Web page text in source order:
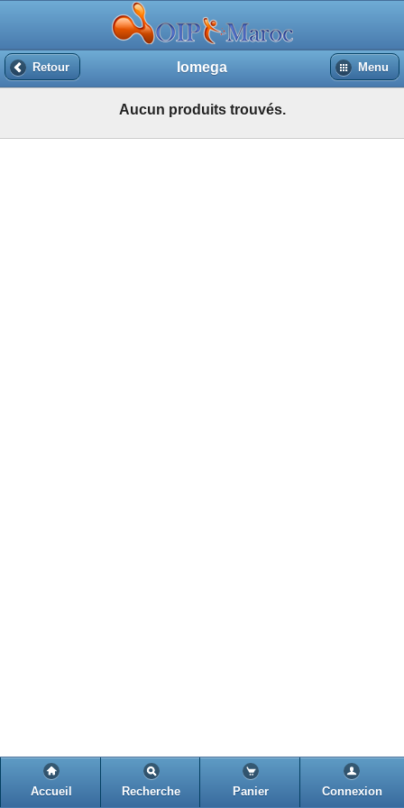
Retour Iomega Menu
Aucun produits trouvés.
Accueil Recherche Panier Connexion